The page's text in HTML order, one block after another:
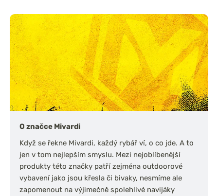
O značce Mivardi
Když se řekne Mivardi, každý rybář ví, o co jde. A to
jen v tom nejlepším smyslu. Mezi nejoblíbenější
produkty této značky patří zejména outdoorové
vybavení jako jsou křesla či bivaky, nesmíme ale
zapomenout na výjimečně spolehlivé navijáky